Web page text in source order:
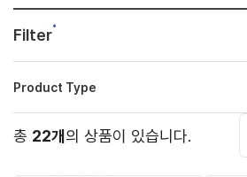
Filter
Product Type
총 22개의 상품이 있습니다.